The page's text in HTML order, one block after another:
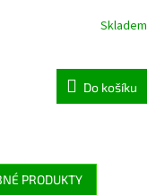
Skladem
Do košíku
PRODUKTY